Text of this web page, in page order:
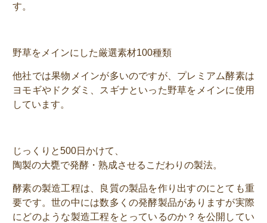
す。
野草をメインにした厳選素材100種類
他社では果物メインが多いのですが、プレミアム酵素は
ヨモギやドクダミ、スギナといった野草をメインに使用
しています。
じっくりと500日かけて、
陶製の大甕で発酵・熟成させるこだわりの製法。
酵素の製造工程は、良質の製品を作り出すのにとても重
要です。世の中には数多くの発酵製品がありますが実際
にどのような製造工程をとっているのか？を公開してい